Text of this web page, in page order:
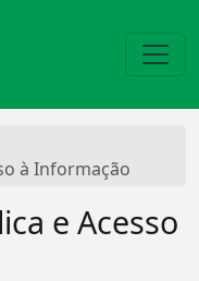
à Informação
e Acesso